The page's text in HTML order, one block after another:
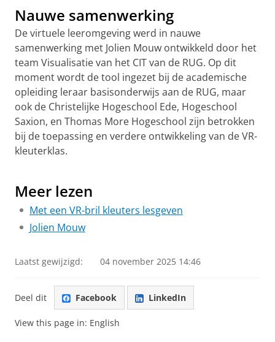
Nauwe samenwerking
De virtuele leeromgeving werd in nauwe
samenwerking met Jolien Mouw ontwikkeld door het
team Visualisatie van het CIT van de RUG. Op dit
moment wordt de tool ingezet bij de academische
opleiding leraar basisonderwijs aan de RUG, maar
ook de Christelijke Hogeschool Ede, Hogeschool
Saxion, en Thomas More Hogeschool zijn betrokken
bij de toepassing en verdere ontwikkeling van de VR-
kleuterklas.
Rijksuniversiteit Groningen genomineerd voor de
Meer lezen
Met een VR-bril kleuters lesgeven
Jolien Mouw
Laatst gewijzigd: 04 november 2025 14:46
Deel dit Facebook LinkedIn
View this page in: English